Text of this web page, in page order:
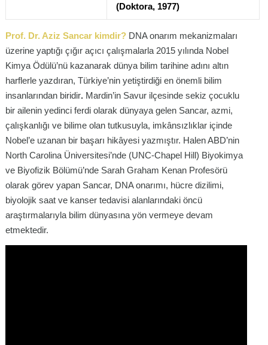
(Doktora, 1977)
Prof. Dr. Aziz Sancar kimdir? DNA onarım mekanizmaları
üzerine yaptığı çığır açıcı çalışmalarla 2015 yılında Nobel
Kimya Ödülü’nü kazanarak dünya bilim tarihine adını altın
harflerle yazdıran, Türkiye’nin yetiştirdiği en önemli bilim
insanlarından biridir. Mardin’in Savur ilçesinde sekiz çocuklu
bir ailenin yedinci ferdi olarak dünyaya gelen Sancar, azmi,
çalışkanlığı ve bilime olan tutkusuyla, imkânsızlıklar içinde
Nobel’e uzanan bir başarı hikâyesi yazmıştır. Halen ABD’nin
North Carolina Üniversitesi’nde (UNC-Chapel Hill) Biyokimya
ve Biyofizik Bölümü’nde Sarah Graham Kenan Profesörü
olarak görev yapan Sancar, DNA onarımı, hücre dizilimi,
biyolojik saat ve kanser tedavisi alanlarındaki öncü
araştırmalarıyla bilim dünyasına yön vermeye devam
etmektedir.